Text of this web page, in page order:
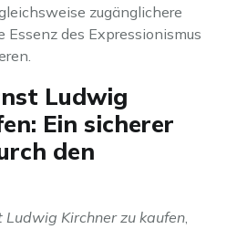
zugänglichere
Essenz des Expressionismus
Ludwig
Ein sicherer
den
Ludwig Kirchner zu kaufen,